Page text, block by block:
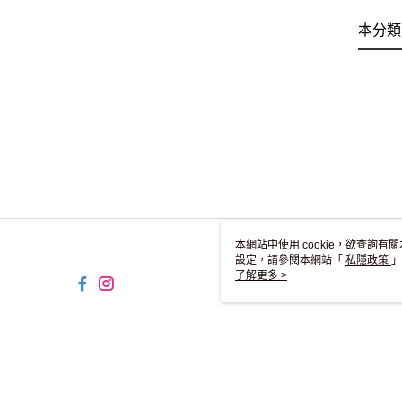
本分
本網站中使用 cookie，欲查詢有
設定，請參閱本網站「 私隱政策
用 cookie。
了解更多 >